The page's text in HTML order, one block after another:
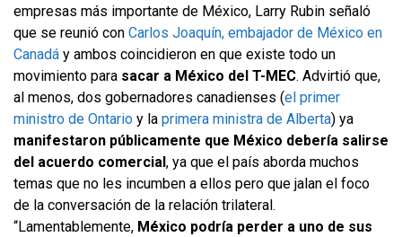
empresas más importante de México, Larry Rubin señaló
que se reunió con Carlos Joaquín, embajador de México en
Canadá y ambos coincidieron en que existe todo un
movimiento para sacar a México del T-MEC. Advirtió que,
al menos, dos gobernadores canadienses (el primer
ministro de Ontario y la primera ministra de Alberta) ya
manifestaron públicamente que México debería salirse
del acuerdo comercial , ya que el país aborda muchos
temas que no les incumben a ellos pero que jalan el foco
de la conversación de la relación trilateral.
“Lamentablemente, México podría perder a uno de sus